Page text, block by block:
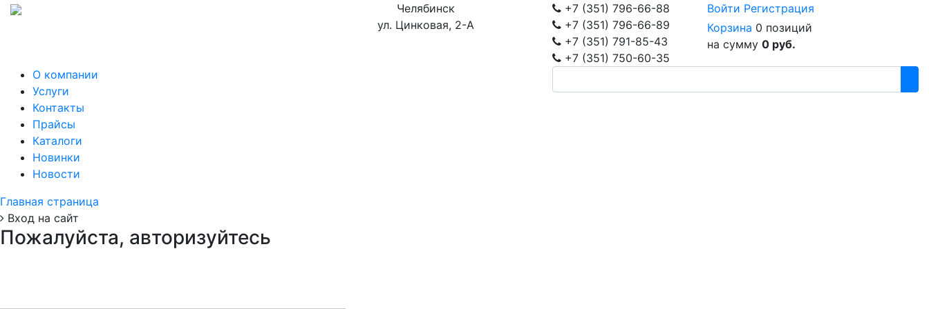
Челябинск
ул. Цинковая, 2-А
+7 (351) 796-66-88
+7 (351) 796-66-89
+7 (351) 791-85-43
+7 (351) 750-60-35
Войти Регистрация
Корзина 0 позиций
на сумму 0 руб.
О компании
Услуги
Контакты
Прайсы
Каталоги
Новинки
Новости
Главная страница
Вход на сайт
Пожалуйста, авторизуйтесь